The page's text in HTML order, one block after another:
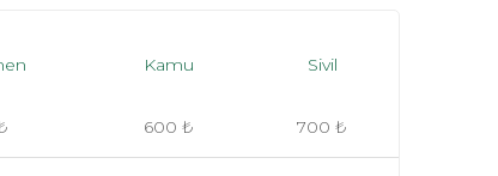
Kamu Sivil
600 ₺ 700 ₺